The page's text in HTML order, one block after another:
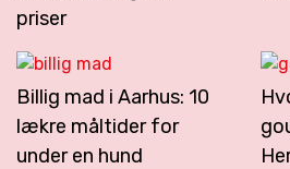
priser
Billig mad i Aarhus: 10
lækre måltider for
under en hund